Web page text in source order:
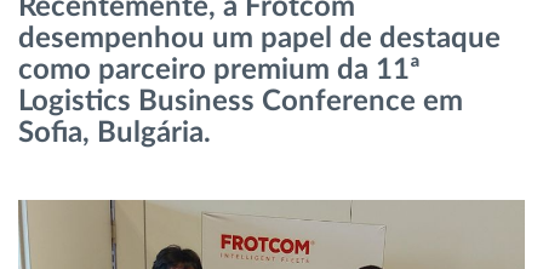
Gestão de Combustível
Planeamento e monitorização de rotas
Ver todas as funcionalidades
Recentemente, a Frotcom
desempenhou um papel de destaque
como parceiro premium da 11ª
Logistics Business Conference em
Sofia, Bulgária.